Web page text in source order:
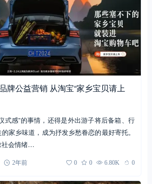
牌公益营销 从淘宝“家乡宝贝请上
式感”的事情，还得是外出游子将后备箱、行
家乡味道，成为抒发乡愁眷恋的最好寄托。
社会情绪…
2年前 0 0 6.80K 0